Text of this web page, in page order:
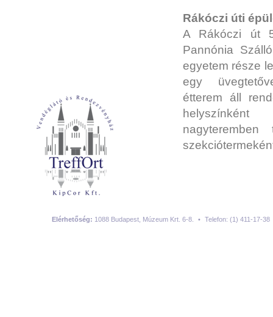
Rákóczi úti
A Rákóczi út
Pannónia
egyetem része
egy
étterem áll
nagyteremben
Elérhetőség: 1088 Budapest, Múzeum Krt. 6-8. • Telefon: (1) 411-17-38